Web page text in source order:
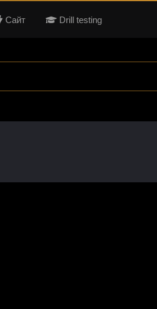
Сайт Drill testing